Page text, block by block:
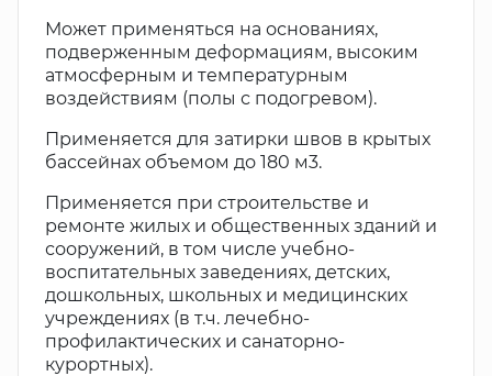
Может применяться на основаниях,
подверженным деформациям, высоким
атмосферным и температурным
воздействиям (полы с подогревом).
Применяется для затирки швов в крытых
бассейнах объемом до 180 м3.
Применяется при строительстве и
ремонте жилых и общественных зданий и
сооружений, в том числе учебно-
воспитательных заведениях, детских,
дошкольных, школьных и медицинских
учреждениях (в т.ч. лечебно-
профилактических и санаторно-
курортных).